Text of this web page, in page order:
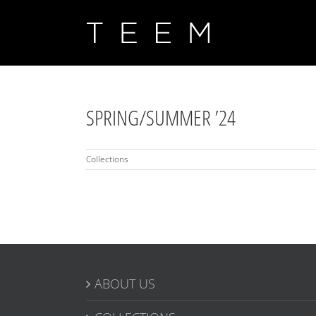
SPRING/SUMMER ’24
Collections
ABOUT US